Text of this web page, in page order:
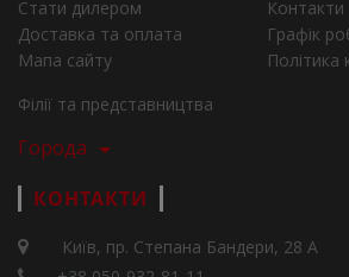
Стати дилером
Контакти
Доставка та оплата
Графік
Мапа сайту
Політика
Філії та представництва
Города
КОНТАКТИ
Київ, пр. Степана Бандери, 28 А